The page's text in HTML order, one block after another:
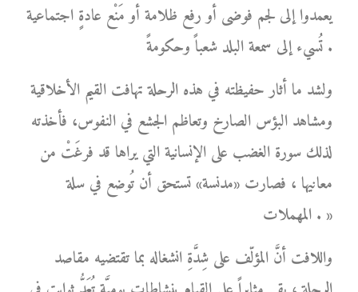
يعمدوا إلى لجم فوضى أو رفع ظلامة أو مَنْع عادةٍ اجتماعية
تُسيء إلى سمعة البلد شعباً وحكومةً .
ولشد ما أثار حفيظته في هذه الرحلة تهافت القيم الأخلاقية
ومشاهد البؤس الصارخ وتعاظم الجشع في النفوس، فأخذته
لذلك سورة الغضب على الإنسانية التي يراها قد فرغَتْ من
معانيها ، فصارت «مدنسة» تستحق أن تُوضع في سلة
المهملات . »
واللافت أنَّ المؤلّف على شِدَّةِ انشغاله بما تقتضيه مقاصد